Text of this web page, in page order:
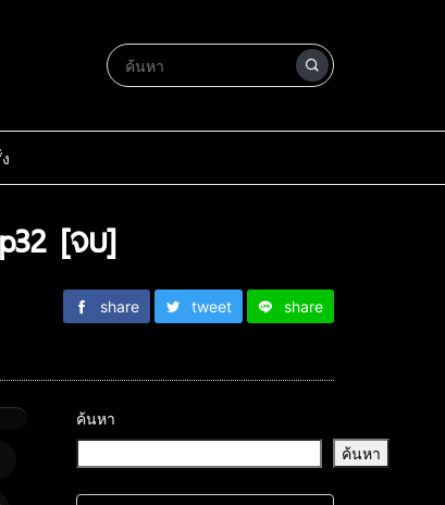
[จบ]
share tweet share
ค้นหา
ค้นหา